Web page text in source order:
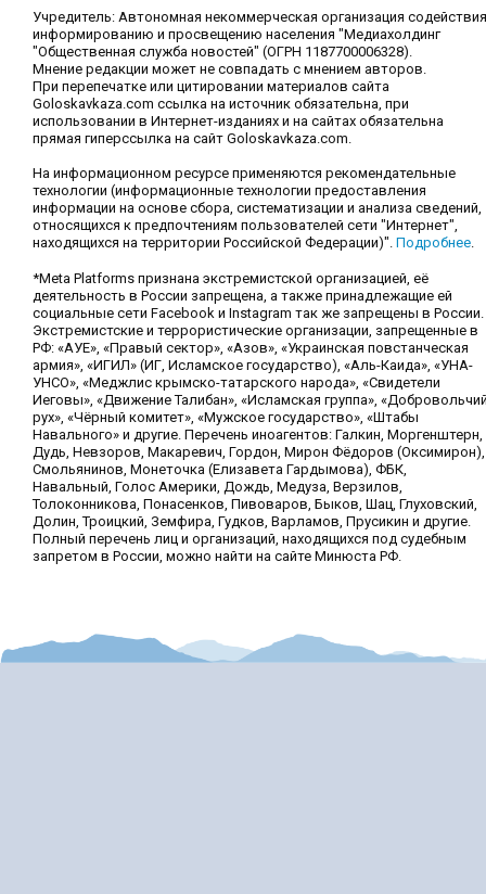
Учредитель: Автономная некоммерческая организация содействия
информированию и просвещению населения "Медиахолдинг
"Общественная служба новостей" (ОГРН 1187700006328).
Мнение редакции может не совпадать с мнением авторов.
При перепечатке или цитировании материалов сайта
Goloskavkaza.com ссылка на источник обязательна, при
использовании в Интернет-изданиях и на сайтах обязательна
прямая гиперссылка на сайт Goloskavkaza.com.
На информационном ресурсе применяются рекомендательные
технологии (информационные технологии предоставления
информации на основе сбора, систематизации и анализа сведений,
относящихся к предпочтениям пользователей сети "Интернет",
находящихся на территории Российской Федерации)". Подробнее
*Meta Platforms признана экстремистской организацией, её
деятельность в России запрещена, а также принадлежащие ей
социальные сети Facebook и Instagram так же запрещены в России.
Экстремистские и террористические организации, запрещенные в
РФ: «АУЕ», «Правый сектор», «Азов», «Украинская повстанческая
армия», «ИГИЛ» (ИГ, Исламское государство), «Аль-Каида», «УНА-
УНСО», «Меджлис крымско-татарского народа», «Свидетели
Иеговы», «Движение Талибан», «Исламская группа»,
рух», «Чёрный комитет», «Мужское государство», «Штабы
Навального» и другие. Перечень иноагентов: Галкин, Моргенштерн,
Дудь, Невзоров, Макаревич, Гордон, Мирон Фёдоров (Оксимирон),
Смольянинов, Монеточка (Елизавета Гардымова), ФБК,
Навальный, Голос Америки, Дождь, Медуза, Верзилов,
Толоконникова, Понасенков, Пивоваров, Быков, Шац, Глуховский,
Долин, Троицкий, Земфира, Гудков, Варламов, Прусикин и другие.
Полный перечень лиц и организаций, находящихся под судебным
запретом в России, можно найти на сайте Минюста РФ.